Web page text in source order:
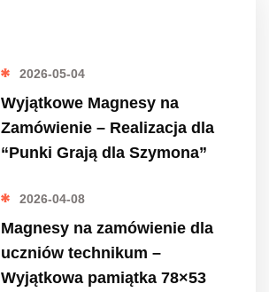
2026-05-04
Wyjątkowe Magnesy na
Zamówienie – Realizacja dla
“Punki Grają dla Szymona”
2026-04-08
Magnesy na zamówienie dla
uczniów technikum –
Wyjątkowa pamiątka 78×53